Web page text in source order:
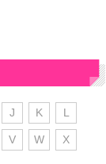
J K L
V W X